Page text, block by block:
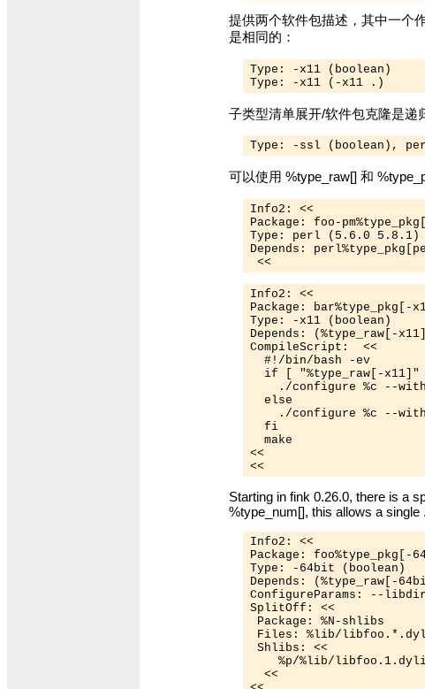
提供两个软件包描述，其中一个
是相同的：
Type: -x11 (boolean)
子类型清单展开/软件包克隆是递
Type: -ssl (boolean),
可以使用 %type_raw[] 和
Info2: <<
Package: foo-
Type: perl (5.6.0 5.8.1)
Depends:
Info2: <<
Package: bar%type_pkg[-
Type: -x11 (boolean)
Depends: (%type_raw[-
CompileScript:  <<
  #!/bin/bash -ev
if [ "%type_raw[-x11]"
./configure %c --
  else
./configure %c --
  fi
  make
<<
Starting in fink 0.26.0, there is a
%type_num[], this allows a
Info2: <<
Package: foo%type_pkg[-
Type: -64bit (boolean)
Depends: (%type_raw[-
ConfigureParams: --
SplitOff: <<
Package: %N-shlibs
Files: %lib/
Shlibs: <<
%p/%lib/
  <<